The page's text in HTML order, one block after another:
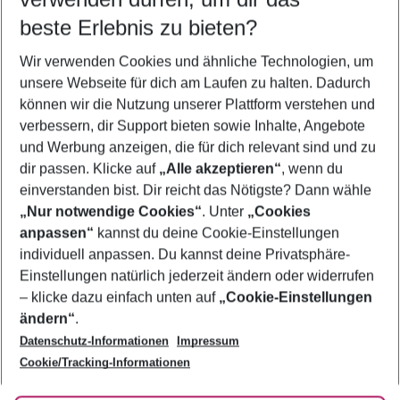
5-8 Nächte
2 Erwachsene Keine Kinder
Mehr Filter anzeigen
Footer
Footer navigation
Über uns
AGB
Bestpreisgarantie
Cookie-Einstellungen ändern
Cookie-Richtlinie
Agenturbetreuung
Barrierefreies Reisen
Folge uns
beste Erlebnis zu bieten?
Wir verwenden Cookies und ähnliche Technologien, um
unsere Webseite für dich am Laufen zu halten. Dadurch
können wir die Nutzung unserer Plattform verstehen und
verbessern, dir Support bieten sowie Inhalte, Angebote
und Werbung anzeigen, die für dich relevant sind und zu
dir passen. Klicke auf „Alle akzeptieren“, wenn du
einverstanden bist. Dir reicht das Nötigste? Dann wähle
„Nur notwendige Cookies“. Unter „Cookies
anpassen“ kannst du deine Cookie-Einstellungen
individuell anpassen. Du kannst deine Privatsphäre-
Einstellungen natürlich jederzeit ändern oder widerrufen
– klicke dazu einfach unten auf „Cookie-Einstellungen
ändern“.
Datenschutz-Informationen
Impressum
Cookie/Tracking-Informationen